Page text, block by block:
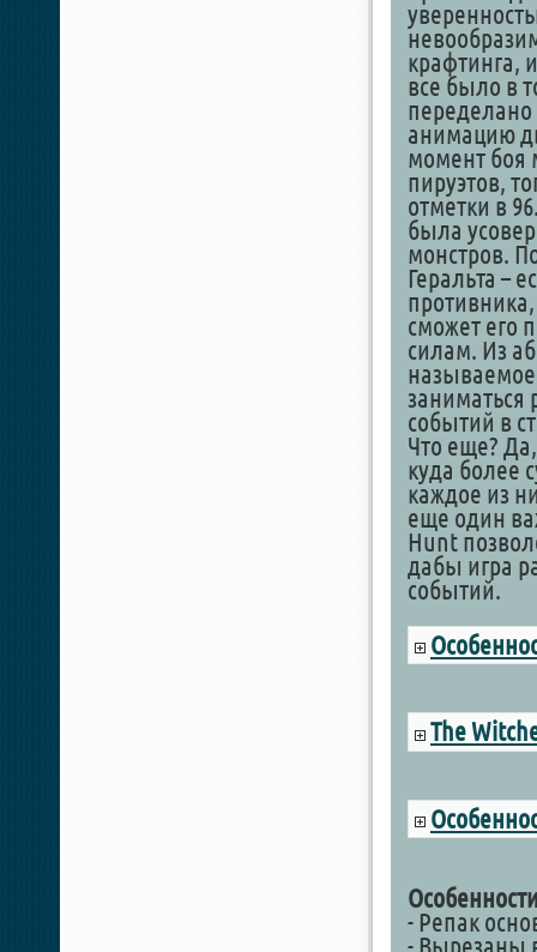
крафтинга,
все было в
переделано
анимацию
момент боя
пируэтов,
отметки в
была
монстров.
Геральта –
противника,
сможет его
силам. Из
событий в
Что еще?
куда более
каждое из
еще один
Hunt
дабы игра
событий.
The
- Репак
- Вырезаны